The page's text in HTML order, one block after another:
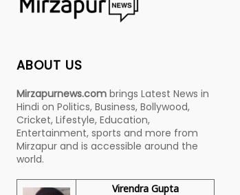
ABOUT US
Mirzapurnews.com brings Latest News in
Hindi on Politics, Business, Bollywood,
Cricket, Lifestyle, Education,
Entertainment, sports and more from
Mirzapur and is accessible around the
world.
Virendra Gupta